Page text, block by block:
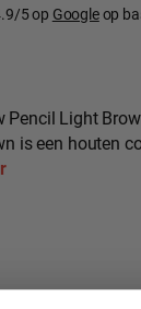
5 op Googleop
Pencil Light
is een houten